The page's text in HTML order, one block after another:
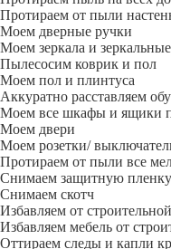
Протираем от пыли
Моем дверные ручки
Моем зеркала и
Пылесосим коврик и пол
Моем пол и плинтуса
Аккуратно расставляем
Моем все шкафы и ящики
Моем двери
Моем розетки/
Протираем от пыли все
Снимаем защитную
Снимаем скотч
Избавляем от
Избавляем мебель от
Оттираем следы и капли